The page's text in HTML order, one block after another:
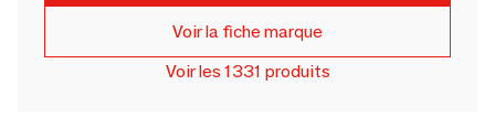
Voir la fiche marque
Voir les 1331 produits